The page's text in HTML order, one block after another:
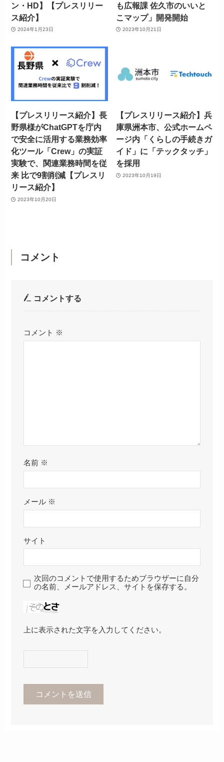
ン・HD】【プレスリリー
ス紹介】
2024年1月23日
も広報課 佐久市のいいと
こマップ」開発開始
2023年10月21日
【プレスリリース紹介】長
野県様がChatGPTを庁内
で安全に活用する業務効率
化ツール「Crew」の実証
実験で、関連業務時間を従
来 比で9割削減【プレスリ
リース紹介】
2023年10月20日
【プレスリリース紹介】兵
庫県洲本市、公式ホームペ
ージ内「くらしの手続きガ
イド」に「テックタッチ」
を採用
2023年10月19日
コメント
コメントする
コメント ※
名前 ※
メール ※
サイト
次回のコメントで使用するためブラウザーに自分
の名前、メールアドレス、サイトを保存する。
上に表示された文字を入力してください。